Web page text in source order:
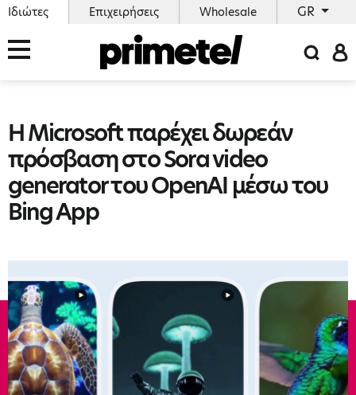
Ιδιώτες Επιχειρήσεις Wholesale GR
Η Microsoft παρέχει δωρεάν
πρόσβαση στο Sora video
generator του OpenAI μέσω του
Bing App